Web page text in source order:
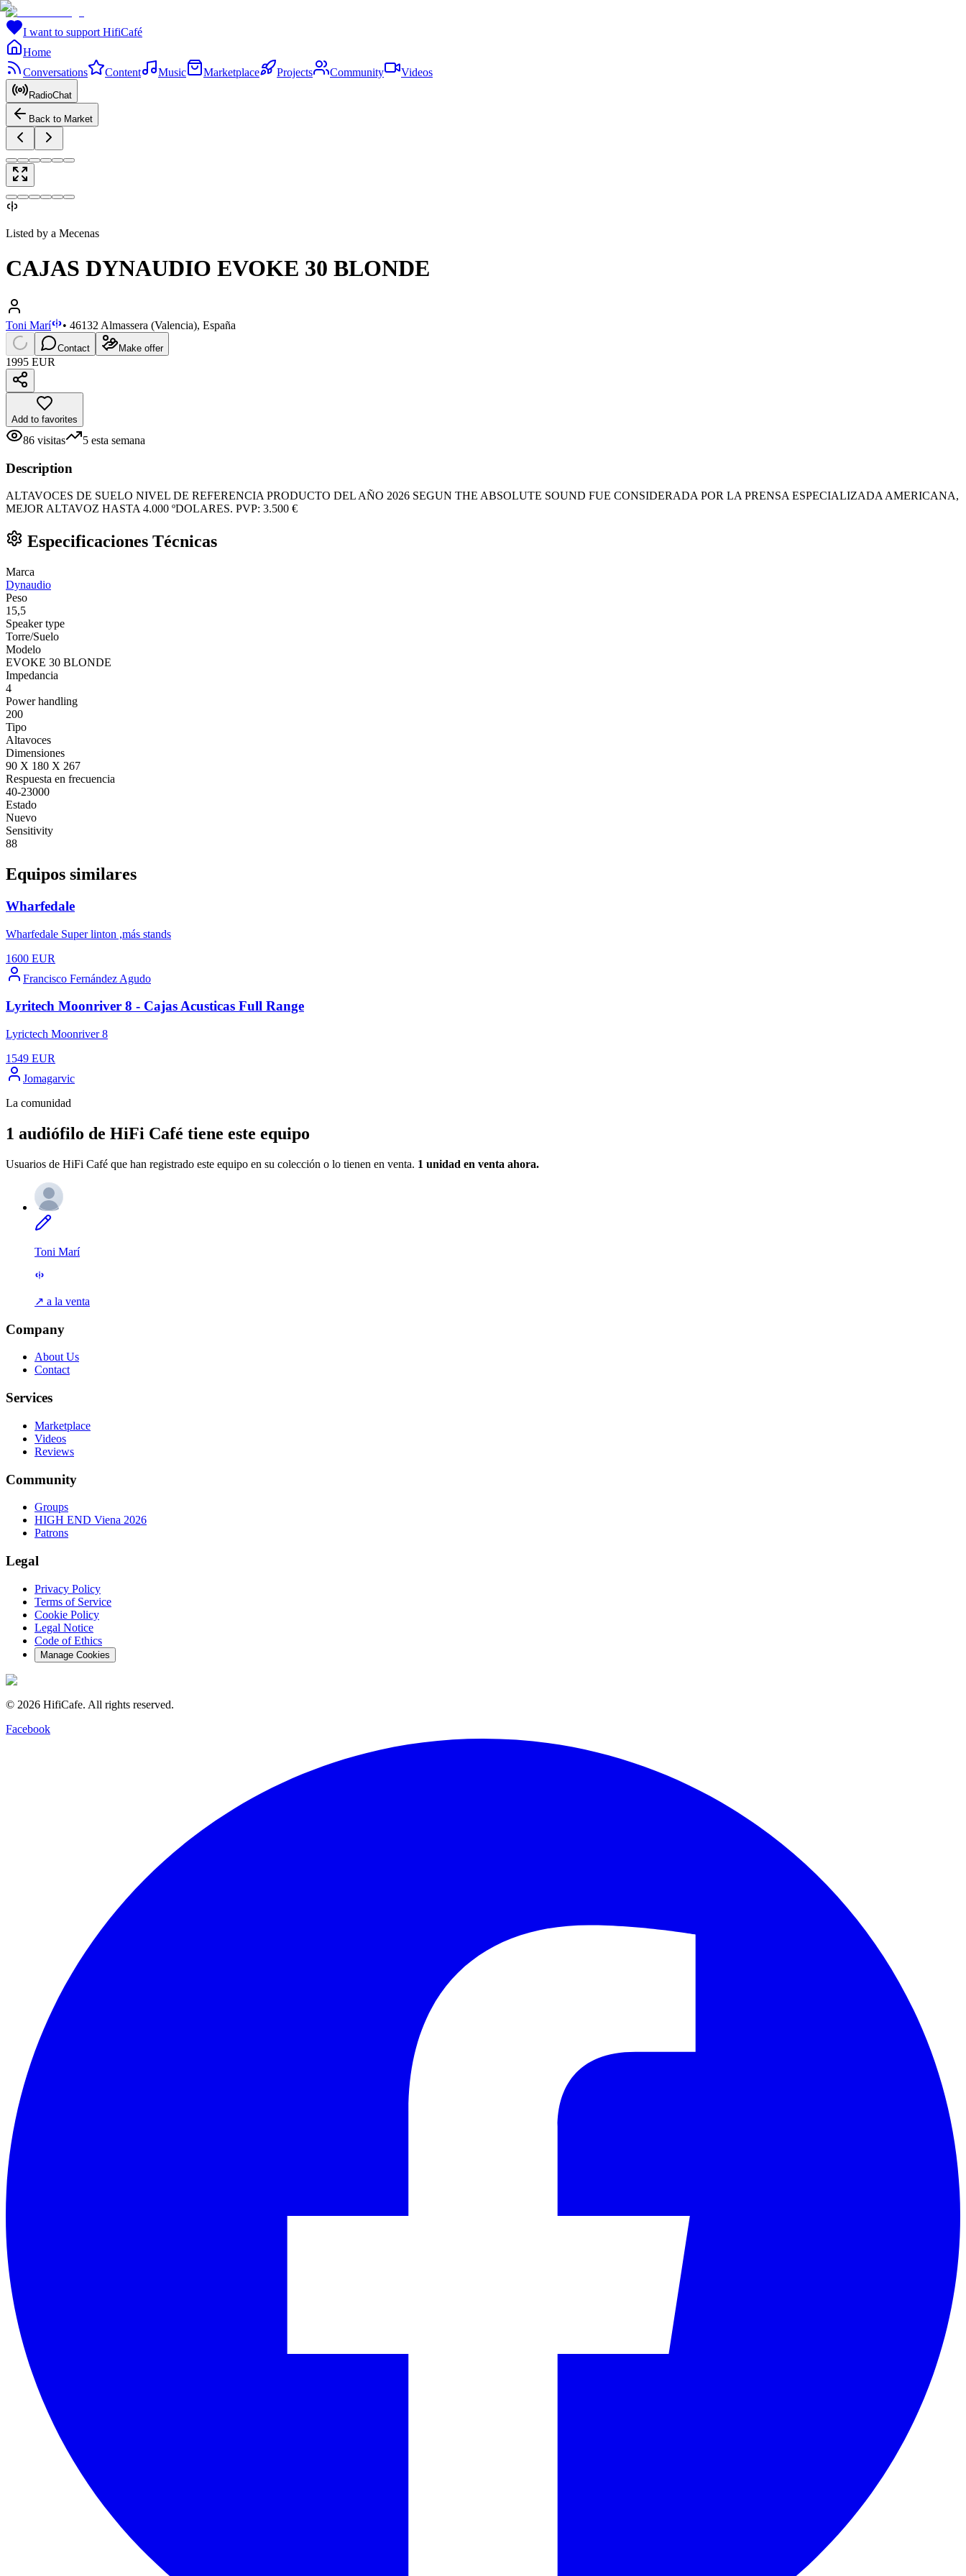
I want to support HifiCafé
Home
Conversations
Content Music Marketplace Projects Community Videos
RadioChat
Back to Market
Listed by a Mecenas
CAJAS DYNAUDIO EVOKE 30 BLONDE
Toni Marí • 46132 Almassera (Valencia), España
Contact Make offer
1995 EUR
Add to favorites
86 visitas 5 esta semana
Description
ALTAVOCES DE SUELO NIVEL DE REFERENCIA PRODUCTO DEL AÑO 2026 SEGUN THE ABSOLUTE SOUND FUE CONSIDERADA POR LA PRENSA ESPECIALIZADA AMERICANA,
MEJOR ALTAVOZ HASTA 4.000 ºDOLARES. PVP: 3.500 €
Especificaciones Técnicas
Marca
Dynaudio
Peso
15,5
Speaker type
Torre/Suelo
Modelo
EVOKE 30 BLONDE
Impedancia
4
Power handling
200
Tipo
Altavoces
Dimensiones
90 X 180 X 267
Respuesta en frecuencia
40-23000
Estado
Nuevo
Sensitivity
88
Equipos similares
Wharfedale
Wharfedale Super linton ,más stands
1600 EUR
Francisco Fernández Agudo
Lyritech Moonriver 8 - Cajas Acusticas Full Range
Lyrictech Moonriver 8
1549 EUR
Jomagarvic
La comunidad
1 audiófilo de HiFi Café tiene este equipo
Usuarios de HiFi Café que han registrado este equipo en su colección o lo tienen en venta. 1 unidad en venta ahora.
Toni Marí
↗ a la venta
Company
About Us
Contact
Services
Marketplace
Videos
Reviews
Community
Groups
HIGH END Viena 2026
Patrons
Legal
Privacy Policy
Terms of Service
Cookie Policy
Legal Notice
Code of Ethics
Manage Cookies
© 2026 HifiCafe. All rights reserved.
Facebook